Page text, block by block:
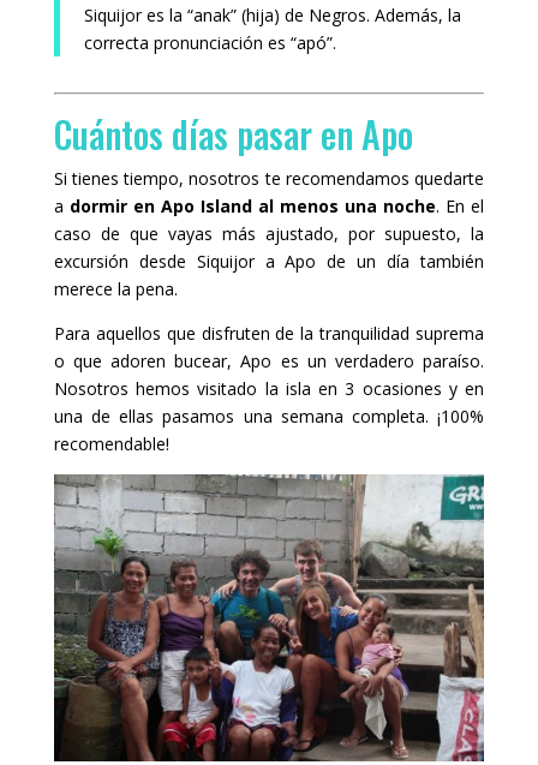
Siquijor es la “anak” (hija) de Negros. Además, la
correcta pronunciación es “apó”.
Cuántos días pasar en Apo
Si tienes tiempo, nosotros te recomendamos quedarte
a dormir en Apo Island al menos una noche. En el
caso de que vayas más ajustado, por supuesto, la
excursión desde Siquijor a Apo de un día también
merece la pena.
Para aquellos que disfruten de la tranquilidad suprema
o que adoren bucear, Apo es un verdadero paraíso.
Nosotros hemos visitado la isla en 3 ocasiones y en
una de ellas pasamos una semana completa. ¡100%
recomendable!